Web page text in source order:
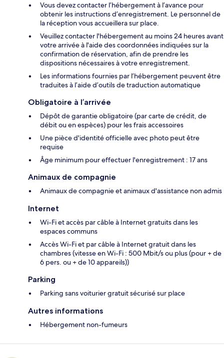
Vous devez contacter l’hébergement à l’avance pour
obtenir les instructions d’enregistrement. Le personnel de
la réception vous accueillera sur place.
Veuillez contacter l'hébergement au moins 24 heures avant
votre arrivée à l'aide des coordonnées indiquées sur la
confirmation de réservation, afin de prendre les
dispositions nécessaires à votre enregistrement.
Les informations fournies par l’hébergement peuvent être
traduites à l’aide d’outils de traduction automatique
Obligatoire à l’arrivée
Dépôt de garantie obligatoire (par carte de crédit, de
débit ou en espèces) pour les frais accessoires
Une pièce d'identité officielle avec photo peut être
requise
Âge minimum pour effectuer l'enregistrement : 17 ans
Animaux de compagnie
Animaux de compagnie et animaux d'assistance non admis
Internet
Wi-Fi et accès par câble à Internet gratuits dans les
espaces communs
Accès Wi-Fi et par câble à Internet gratuit dans les
chambres (vitesse en Wi-Fi : 500 Mbit/s ou plus (pour + de
6 pers. ou + de 10 appareils))
Parking
Parking sans voiturier gratuit sécurisé sur place
Autres informations
Hébergement non-fumeurs